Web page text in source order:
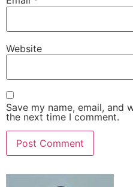
Website
Save my name, email, and
the next time I comment.